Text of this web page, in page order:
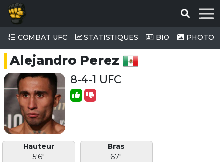
COMBAT UFC STATISTIQUES BIO PHOTO
Alejandro Perez
8-4-1 UFC
Hauteur
5'6"
Bras
67"